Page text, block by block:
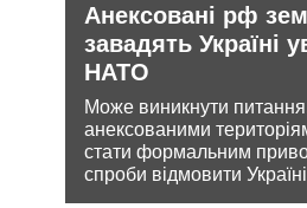
Анексовані рф
завадять Україні
НАТО
Може виникнути
анексованими
стати формальним
спроби відмовити Україні